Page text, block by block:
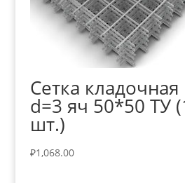
Сетка
d=3 яч 50*50 ТУ
шт.)
₽1,068.00